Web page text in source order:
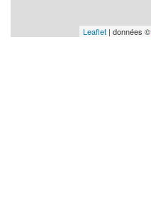
Leaflet | données ©